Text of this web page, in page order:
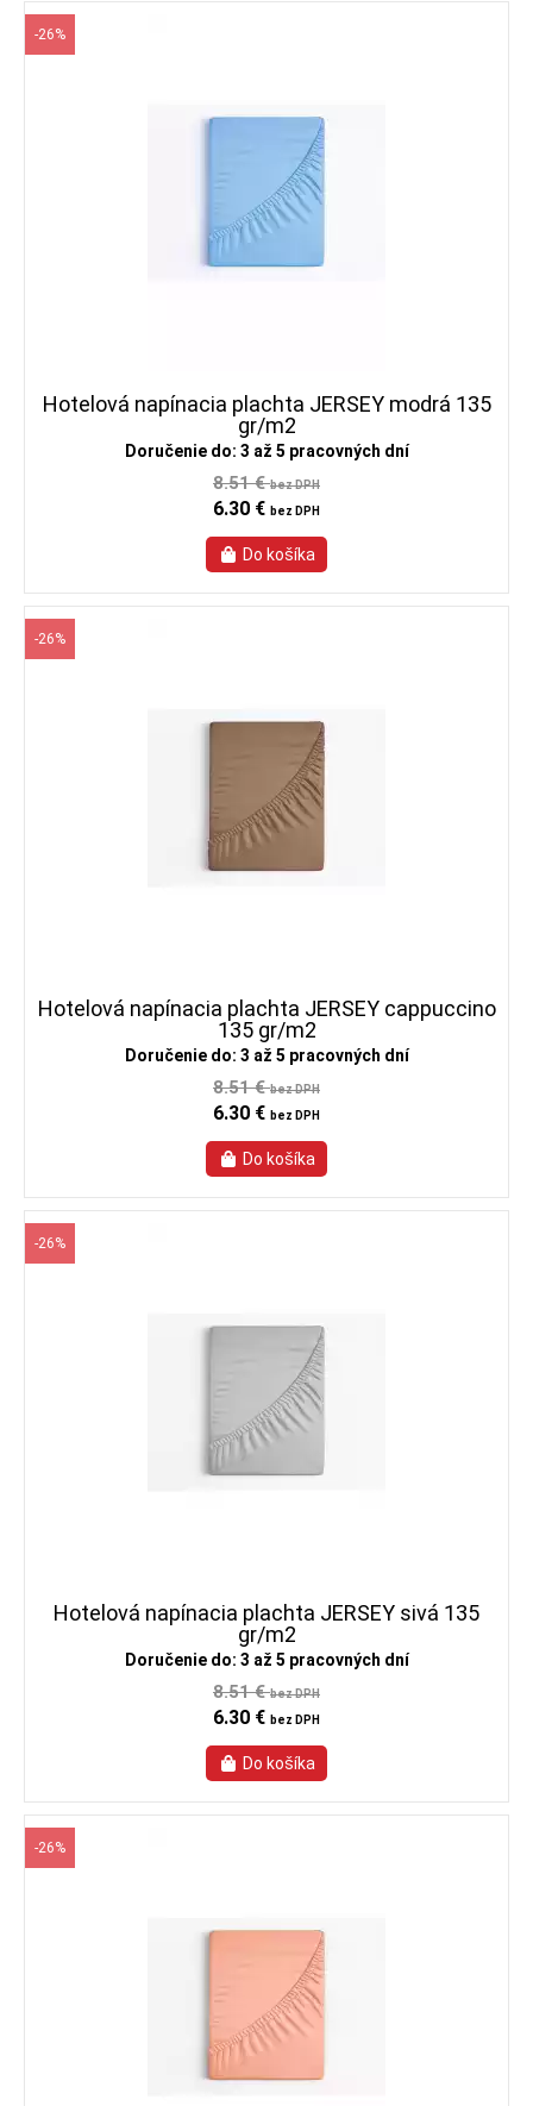
-26%
Hotelová napínacia plachta JERSEY modrá 135
gr/m2
Doručenie do: 3 až 5 pracovných dní
8.51 €bez DPH
6.30 € bez DPH
-26%
Hotelová napínacia plachta JERSEY cappuccino
135 gr/m2
Doručenie do: 3 až 5 pracovných dní
8.51 €bez DPH
6.30 € bez DPH
-26%
Hotelová napínacia plachta JERSEY sivá 135
gr/m2
Doručenie do: 3 až 5 pracovných dní
8.51 €bez DPH
6.30 € bez DPH
-26%